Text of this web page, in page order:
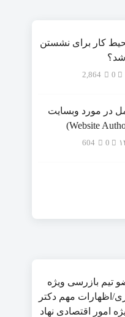
کار برای نشستن
2,864
در مورد وبسایت
604
تيم بازرسی ويژه
اظهارات مهم دکتر
امور اقتصادی نهاد